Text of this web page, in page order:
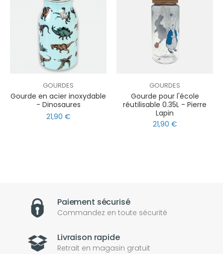
GOURDES
Gourde en acier inoxydable
- Dinosaures
21,90 €
GOURDES
Gourde pour l'école
réutilisable 0.35L - Pierre
Lapin
21,90 €
Paiement sécurisé
Commandez en toute sécurité
Livraison rapide
Retrait en magasin gratuit